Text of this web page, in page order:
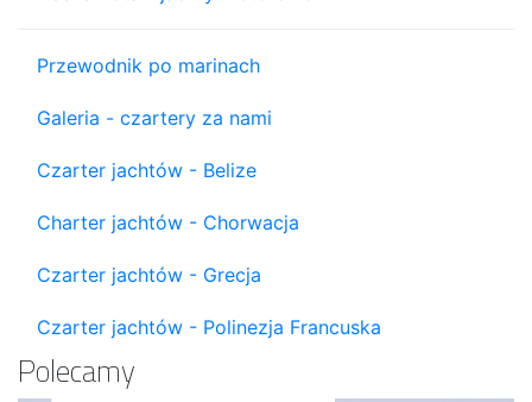
Przewodnik po marinach
Galeria - czartery za nami
Czarter jachtów - Belize
Charter jachtów - Chorwacja
Czarter jachtów - Grecja
Czarter jachtów - Polinezja Francuska
Polecamy